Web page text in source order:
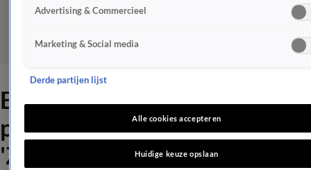
BN'er baalt van mislopen
presentatie The Voice Kids:
'Zeker even slikken'
Advertising & Commercieel
Marketing & Social media
Derde partijen lijst
Alle cookies accepteren
Huidige keuze opslaan